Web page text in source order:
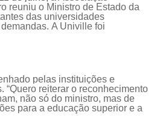
reuniu o Ministro de Estado da
das universidades
andas.A Univille foi
pelas instituições e
.“Quero reiterar o reconhecimento
não só do ministro, mas de
para a educação superior e a